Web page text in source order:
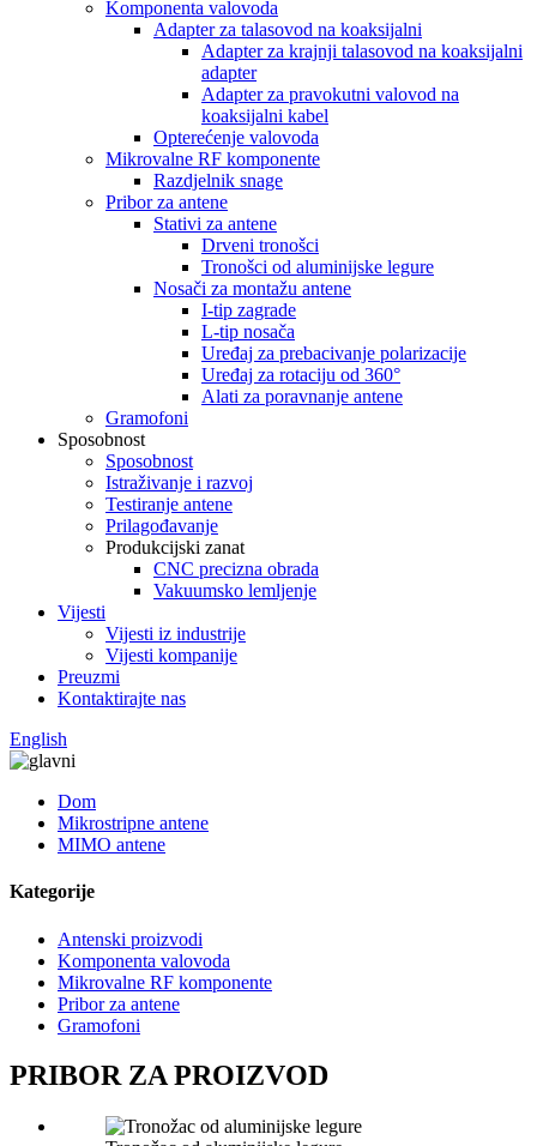
Komponenta valovoda
Adapter za talasovod na koaksijalni
Adapter za krajnji talasovod na koaksijalni
adapter
Adapter za pravokutni valovod na
koaksijalni kabel
Opterećenje valovoda
Mikrovalne RF komponente
Razdjelnik snage
Pribor za antene
Stativi za antene
Drveni tronošci
Tronošci od aluminijske legure
Nosači za montažu antene
I-tip zagrade
L-tip nosača
Uređaj za prebacivanje polarizacije
Uređaj za rotaciju od 360°
Alati za poravnanje antene
Gramofoni
Sposobnost
Sposobnost
Istraživanje i razvoj
Testiranje antene
Prilagođavanje
Produkcijski zanat
CNC precizna obrada
Vakuumsko lemljenje
Vijesti
Vijesti iz industrije
Vijesti kompanije
Preuzmi
Kontaktirajte nas
English
Dom
Mikrostripne antene
MIMO antene
Kategorije
Antenski proizvodi
Komponenta valovoda
Mikrovalne RF komponente
Pribor za antene
Gramofoni
PRIBOR ZA PROIZVOD